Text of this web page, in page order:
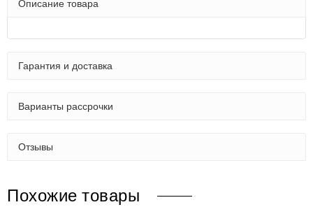
Описание товара
Гарантия и доставка
Варианты рассрочки
Отзывы
Похожие товары